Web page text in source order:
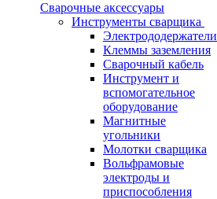
Сварочные аксессуары
Инструменты сварщика
Электрододержатели
Клеммы заземления
Сварочный кабель
Инструмент и
вспомогательное
оборудование
Магнитные
угольники
Молотки сварщика
Вольфрамовые
электроды и
приспособления